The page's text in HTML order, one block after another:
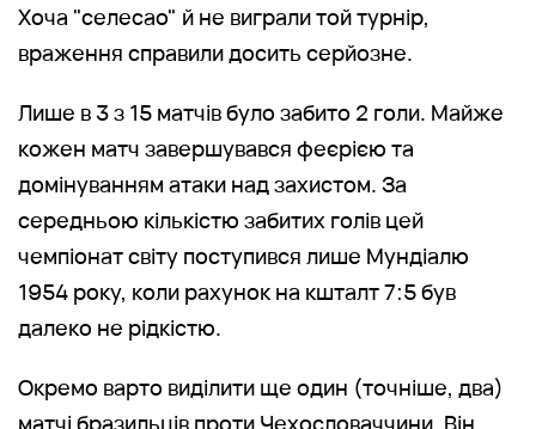
Хоча "селесао" й не виграли той турнір,
враження справили досить серйозне.
Лише в 3 з 15 матчів було забито 2 голи. Майже
кожен матч завершувався феєрією та
домінуванням атаки над захистом. За
середньою кількістю забитих голів цей
чемпіонат світу поступився лише Мундіалю
1954 року, коли рахунок на кшталт 7:5 був
далеко не рідкістю.
Окремо варто виділити ще один (точніше, два)
матчі бразильців проти Чехословаччини. Він